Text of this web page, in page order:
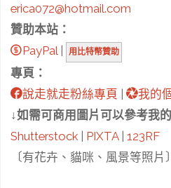
erica072@hotmail.com
贊助本站：
PayPal | 用比特幣贊助
專頁：
說走就走粉絲專頁 |
我的
↓如需可商用圖片可以參考我
Shutterstock | PIXTA| 123RF
〔有花卉、貓咪、風景等照片〕